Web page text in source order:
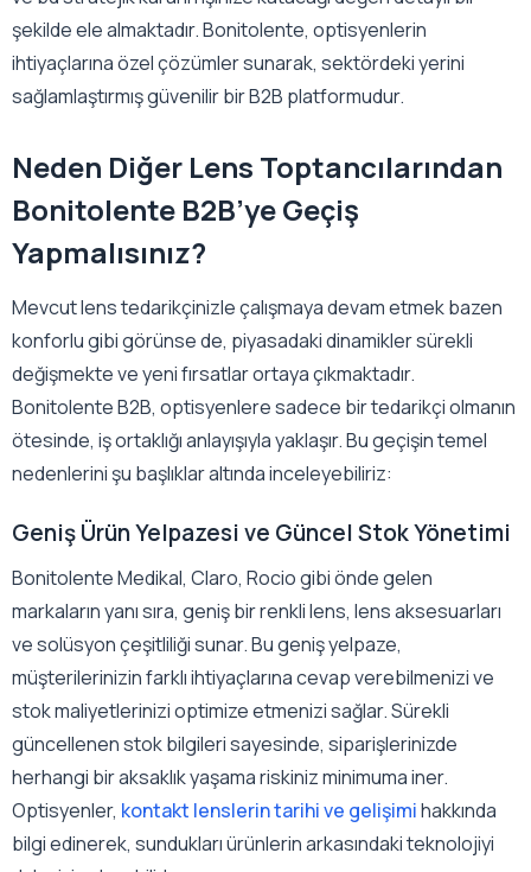
şekilde ele almaktadır. Bonitolente, optisyenlerin
ihtiyaçlarına özel çözümler sunarak, sektördeki yerini
sağlamlaştırmış güvenilir bir B2B platformudur.
Neden Diğer Lens Toptancılarından
Bonitolente B2B’ye Geçiş
Yapmalısınız?
Mevcut lens tedarikçinizle çalışmaya devam etmek bazen
konforlu gibi görünse de, piyasadaki dinamikler sürekli
değişmekte ve yeni fırsatlar ortaya çıkmaktadır.
Bonitolente B2B, optisyenlere sadece bir tedarikçi olmanın
ötesinde, iş ortaklığı anlayışıyla yaklaşır. Bu geçişin temel
nedenlerini şu başlıklar altında inceleyebiliriz:
Geniş Ürün Yelpazesi ve Güncel Stok Yönetimi
Bonitolente Medikal, Claro, Rocio gibi önde gelen
markaların yanı sıra, geniş bir renkli lens, lens aksesuarları
ve solüsyon çeşitliliği sunar. Bu geniş yelpaze,
müşterilerinizin farklı ihtiyaçlarına cevap verebilmenizi ve
stok maliyetlerinizi optimize etmenizi sağlar. Sürekli
güncellenen stok bilgileri sayesinde, siparişlerinizde
herhangi bir aksaklık yaşama riskiniz minimuma iner.
Optisyenler, kontakt lenslerin tarihi ve gelişimihakkında
bilgi edinerek, sundukları ürünlerin arkasındaki teknolojiyi